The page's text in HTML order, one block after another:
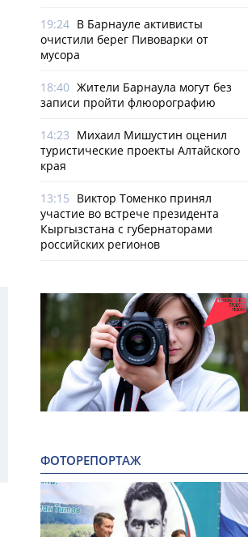
19:24 В Барнауле активисты
очистили берег Пивоварки от
мусора
18:40 Жители Барнаула могут без
записи пройти флюорографию
14:23 Михаил Мишустин оценил
туристические проекты Алтайского
края
13:15 Виктор Томенко принял
участие во встрече президента
Кыргызстана с губернаторами
российских регионов
ФОТОРЕПОРТАЖ